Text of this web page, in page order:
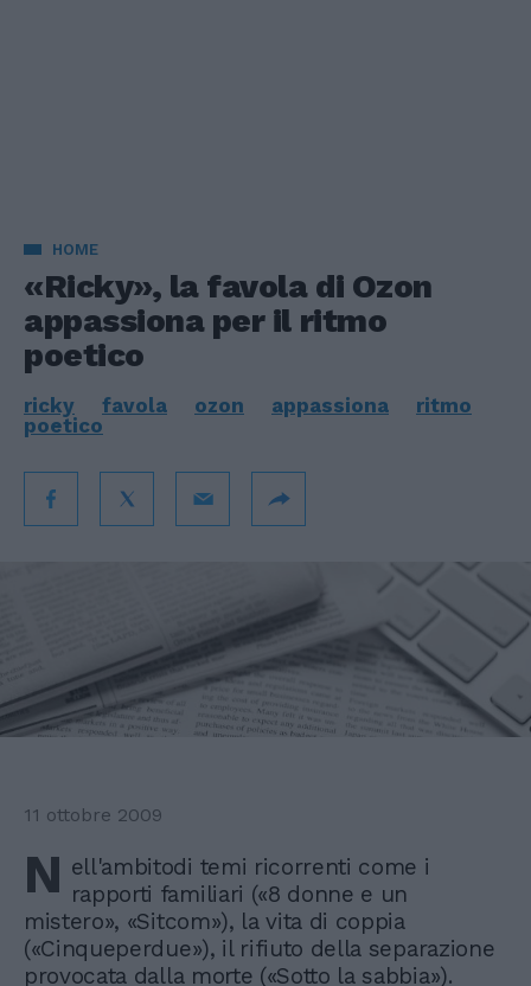
HOME
«Ricky», la favola di Ozon
appassiona per il ritmo
poetico
ricky favola ozon appassiona
ritmo
poetico
11 ottobre 2009
N ell'ambitodi temi ricorrenti come i
rapporti familiari («8 donne e un
mistero», «Sitcom»), la vita di coppia
(«Cinqueperdue»), il rifiuto della separazione
provocata dalla morte («Sotto la sabbia»).